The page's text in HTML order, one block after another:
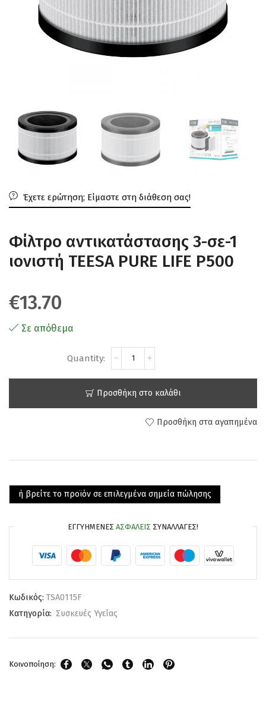
Έχετε ερώτηση; Είμαστε στη διάθεση σας!
Φίλτρο αντικατάστασης 3-σε-1
ιονιστή TEESA PURE LIFE P500
€13.70
Σε απόθεμα
Προσθήκη στο καλάθι
Προσθήκη στα αγαπημένα
ή βρείτε το προϊόν σε επιλεγμένα σημεία πώλησης
ΕΓΓΥΗΜΈΝΕΣ ΑΣΦΑΛΕΊΣ ΣΥΝΑΛΛΑΓΈΣ!
Κωδικός: TSA0115F
Κατηγορία: Συσκευές Υγείας
Κοινοποίηση: